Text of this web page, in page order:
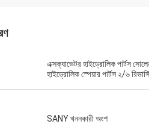
এক্সক্যাভেটর হাইড্রোলিক পার্টস
হাইড্রোলিক স্পেয়ার পার্টস ২/৬
SANY খননকারী অংশ